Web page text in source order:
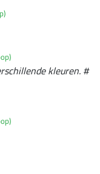
kleuren. #